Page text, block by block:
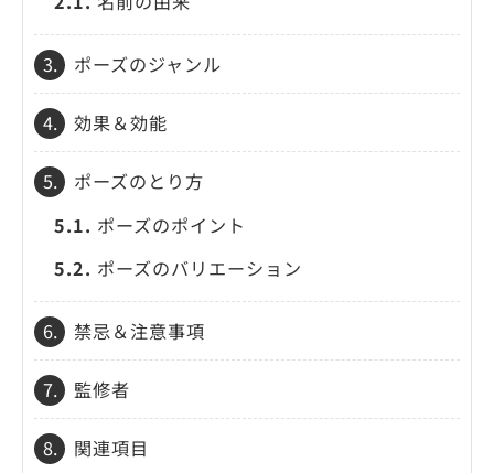
3. ポーズのジャンル
4. 効果＆効能
5.
ポーズのとり方
5.1. ポーズのポイント
5.2. ポーズのバリエーション
6. 禁忌＆注意事項
7. 監修者
8.
関連項目